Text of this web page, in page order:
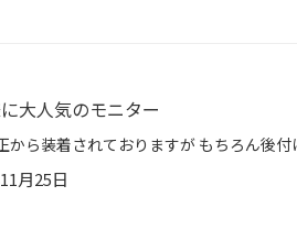
大人気のモニター
月25日